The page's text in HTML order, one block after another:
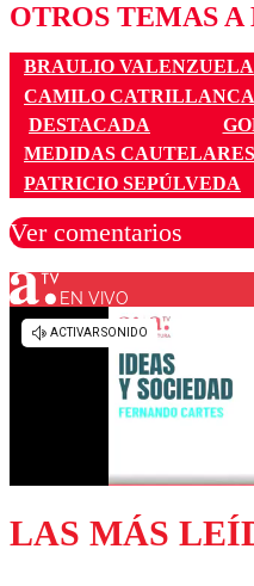
OTROS TEMAS
BRAULIO VALENZUELA
CAMILO CATRILLANCA
DESTACADA
MEDIDAS CAUTELARES
PATRICIO SEPÚLVEDA
Ver comentarios
Los comentarios son
EN VIVO
LAS MÁS